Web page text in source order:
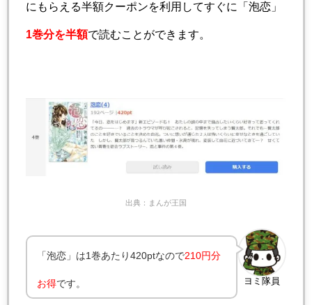
にもらえる半額クーポンを利用してすぐに「泡恋」
1巻分を半額で読むことができます。
出典：まんが王国
ヨミ隊員
「泡恋」は1巻あたり420ptなので210円分
お得です。